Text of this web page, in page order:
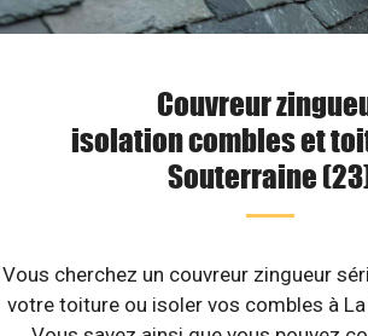
Couvreur
isolation combles et
Souterraine
Vous cherchez un couvreur zingueur
votre toiture ou isoler vos combles à